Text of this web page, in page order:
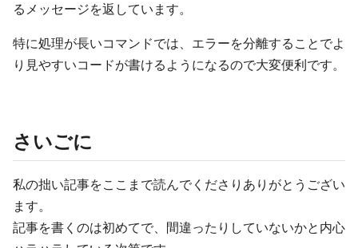
るメッセージを返しています。
特に処理が長いコマンドでは、エラーを分離することでよ
り見やすいコードが書けるようになるので大変便利です。
さいごに
私の拙い記事をここまで読んでくださりありがとうござい
ます。
記事を書くのは初めてで、間違ったりしていないかと内心